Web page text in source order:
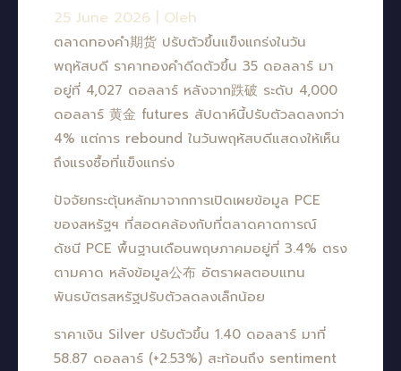
25 June 2026 Oleh
ตลาดทองคำ期货 ปรับตัวขึ้นแข็งแกร่งในวัน
พฤหัสบดี ราคาทองคำดีดตัวขึ้น 35 ดอลลาร์ มา
อยู่ที่ 4,027 ดอลลาร์ หลังจาก跌破 ระดับ 4,000
ดอลลาร์ 黄金 futures สัปดาห์นี้ปรับตัวลดลงกว่า
4% แต่การ rebound ในวันพฤหัสบดีแสดงให้เห็น
ถึงแรงซื้อที่แข็งแกร่ง
ปัจจัยกระตุ้นหลักมาจากการเปิดเผยข้อมูล PCE
ของสหรัฐฯ ที่สอดคล้องกับที่ตลาดคาดการณ์
ดัชนี PCE พื้นฐานเดือนพฤษภาคมอยู่ที่ 3.4% ตรง
ตามคาด หลังข้อมูล公布 อัตราผลตอบแทน
พันธบัตรสหรัฐปรับตัวลดลงเล็กน้อย
ราคาเงิน Silver ปรับตัวขึ้น 1.40 ดอลลาร์ มาที่
58.87 ดอลลาร์ (+2.53%) สะท้อนถึง sentiment